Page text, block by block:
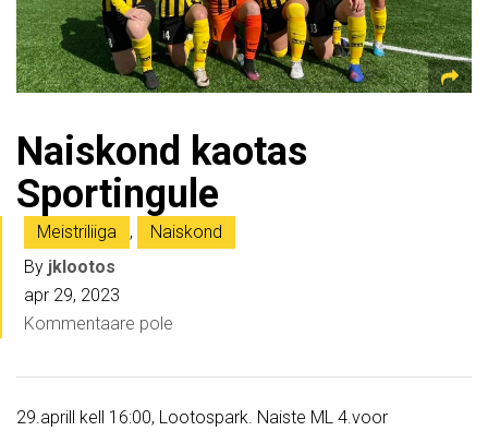
Naiskond kaotas
Sportingule
Meistriliiga ,
Naiskond
By jklootos
apr 29, 2023
Kommentaare pole
29.aprill kell 16:00, Lootospark. Naiste ML 4.voor